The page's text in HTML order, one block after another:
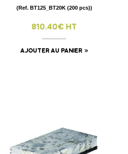
(Ref. BT125_BT20K (200 pcs))
810.40€ HT
AJOUTER AU PANIER